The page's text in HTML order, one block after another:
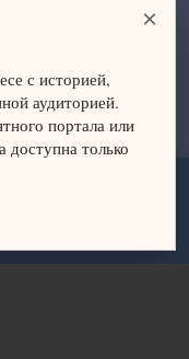
×
с историей,
аудиторией.
портала или
только